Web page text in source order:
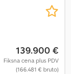
139.900 €
Fiksna cena plus PDV
(166.481 € bruto)